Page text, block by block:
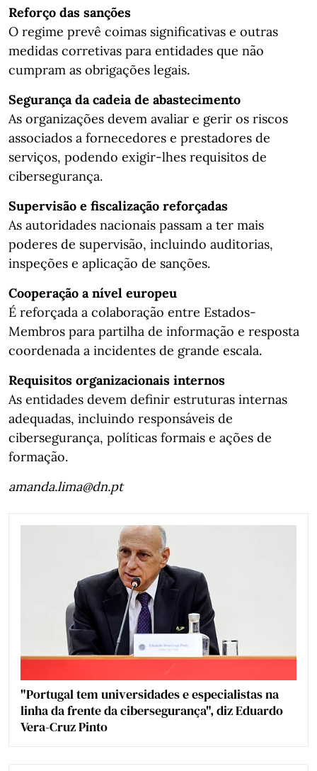
Reforço das sanções
O regime prevê coimas significativas e outras
medidas corretivas para entidades que não
cumpram as obrigações legais.
Segurança da cadeia de abastecimento
As organizações devem avaliar e gerir os riscos
associados a fornecedores e prestadores de
serviços, podendo exigir-lhes requisitos de
cibersegurança.
Supervisão e fiscalização reforçadas
As autoridades nacionais passam a ter mais
poderes de supervisão, incluindo auditorias,
inspeções e aplicação de sanções.
Cooperação a nível europeu
É reforçada a colaboração entre Estados-
Membros para partilha de informação e resposta
coordenada a incidentes de grande escala.
Requisitos organizacionais internos
As entidades devem definir estruturas internas
adequadas, incluindo responsáveis de
cibersegurança, políticas formais e ações de
formação.
amanda.lima@dn.pt
"Portugal tem universidades e especialistas na
linha da frente da cibersegurança", diz Eduardo
Vera-Cruz Pinto